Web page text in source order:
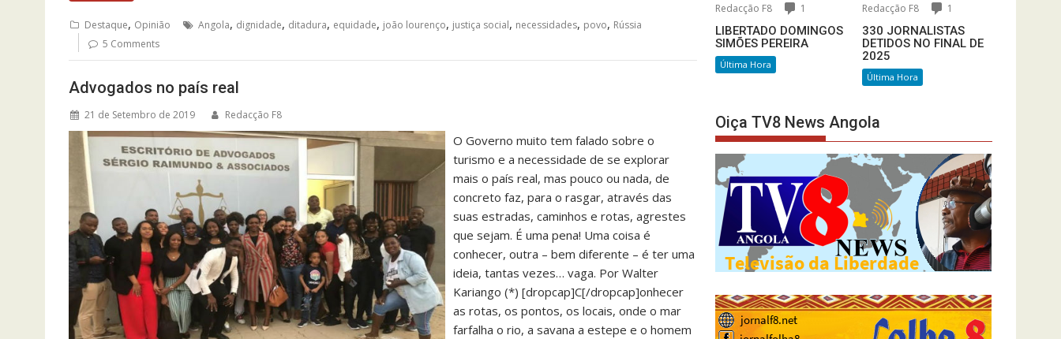
Destaque, Opinião Angola, dignidade, ditadura, equidade, joão lourenço, justiça social, necessidades, povo, Rússia
5 Comments
Advogados no país real
21 de Setembro de 2019 Redacção F8
O Governo muito tem falado sobre o
turismo e a necessidade de se explorar
mais o país real, mas pouco ou nada, de
concreto faz, para o rasgar, através das
suas estradas, caminhos e rotas, agrestes
que sejam. É uma pena! Uma coisa é
conhecer, outra – bem diferente – é ter uma
ideia, tantas vezes… vaga. Por Walter
Kariango (*) [dropcap]C[/dropcap]onhecer
as rotas, os pontos, os locais, onde o mar
farfalha o rio, a savana a estepe e o homem
Redacção F8
1
LIBERTADO DOMINGOS
SIMÕES PEREIRA
Última Hora
Redacção F8
1
330 JORNALISTAS
DETIDOS NO FINAL DE
2025
Última Hora
Oiça TV8 News Angola